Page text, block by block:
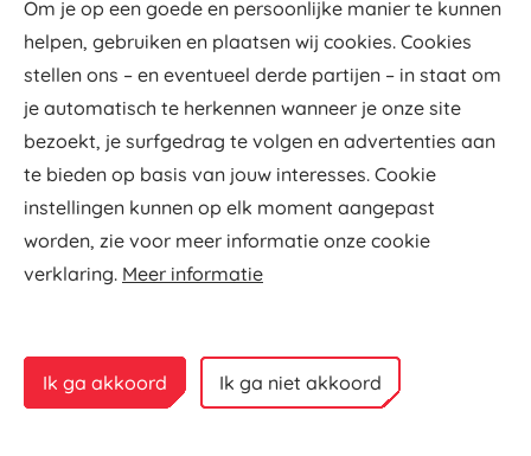
de masteropleiding. Misschien laten die kinderen wel
gedrag zien wat ik nog lastig vind om te begrijpen. Dan
gaan ik daarmee aan de slag. Ik heb geleerd positief te
kijken naar kansen en mogelijkheden van kinderen
maar ook naar die van mezelf.
Elk jaar bij de zebra’s is het weer hard werken en
bouwen aan relaties met kinderen en netwerkpartners
en ontdekken wat werkt en waarom. Uiteindelijk wil je
alle kinderen te vergroten. Wat me daarbij geholpen
heeft, is mijn herontdekking van de waarde empathie.
Om je op een goede en persoonlijke manier te kunnen
helpen, gebruiken en plaatsen wij cookies. Cookies
stellen ons – en eventueel derde partijen – in staat om
je automatisch te herkennen wanneer je onze site
bezoekt, je surfgedrag te volgen en advertenties aan
te bieden op basis van jouw interesses. Cookie
instellingen kunnen op elk moment aangepast
worden, zie voor meer informatie onze cookie
verklaring. Meer informatie
Ik ga akkoord Ik ga niet akkoord